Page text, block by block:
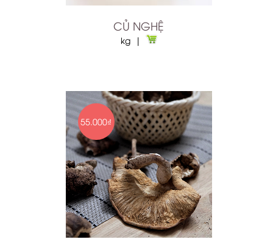
CỦ NGHỆ
kg |
55.000₫